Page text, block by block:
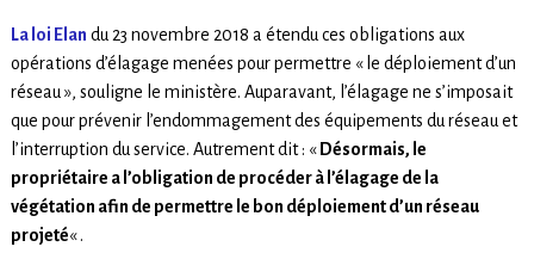
La loi Elan du 23 novembre 2018 a étendu ces obligations aux
opérations d’élagage menées pour permettre « le déploiement d’un
réseau », souligne le ministère. Auparavant, l’élagage ne s’imposait
que pour prévenir l’endommagement des équipements du réseau et
l’interruption du service. Autrement dit : « Désormais, le
propriétaire a l’obligation de procéder à l’élagage de la
végétation afin de permettre le bon déploiement d’un réseau
projeté« .